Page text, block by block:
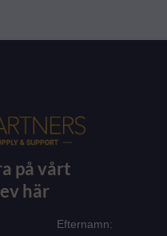
på vårt
här
Efternamn: